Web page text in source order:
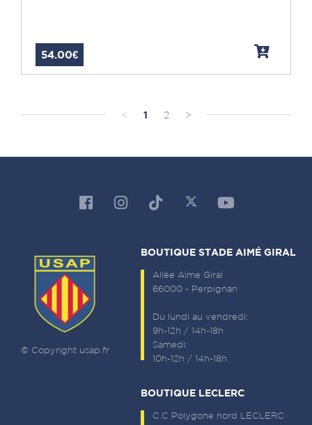
54.00€
< 1 2 >
© Copyright usap.fr
BOUTIQUE STADE AIMÉ GIRAL
Allée Aime Giral
66000 - Perpignan
Du lundi au vendredi:
9h-12h / 14h-18h
Samedi:
10h-12h / 14h-18h
BOUTIQUE LECLERC
C.C Polygone nord LECLERC